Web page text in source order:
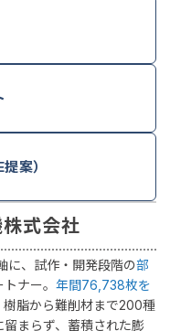
案）
式会社
に、試作・開発段階の部
ナー。 年間76,738枚を
樹脂から難削材まで200種
まらず、蓄積された膨